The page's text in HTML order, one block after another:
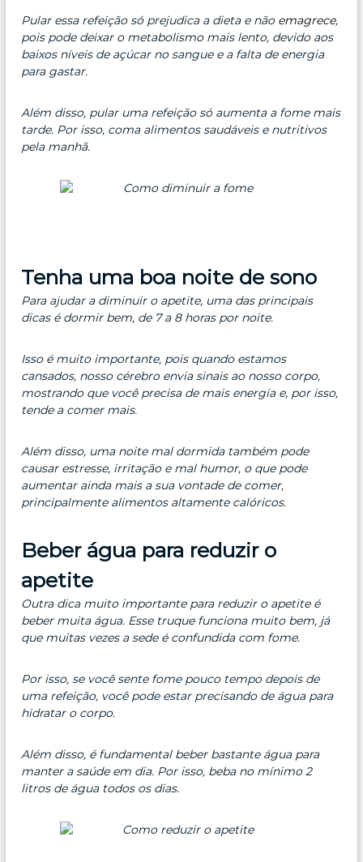
Pular essa refeição só prejudica a dieta e nãoemagrece,
pois pode deixar o metabolismo mais lento, devido aos
baixos níveis de açúcar no sangue e a falta de energia
para gastar.
Além disso, pular uma refeição só aumenta a fome mais
tarde. Por isso, coma alimentos saudáveis e nutritivos
pela manhã.
Tenha uma boa noite de sono
Para ajudar a diminuir o apetite, uma das principais
dicas é dormir bem, de 7 a 8 horas por noite.
Isso é muito importante, pois quando estamos
cansados, nosso cérebro envia sinais ao nosso corpo,
mostrando que você precisa de mais energia e, por isso,
tende a comer mais.
Além disso, uma noite mal dormida também pode
causar estresse, irritação e mal humor, o que pode
aumentar ainda mais a sua vontade de comer,
principalmente alimentos altamente calóricos.
Beber água para reduzir o
apetite
Outra dica muito importante para reduzir o apetite é
beber muita água. Esse truque funciona muito bem, já
que muitas vezes a sede é confundida com fome.
Por isso, se você sente fome pouco tempo depois de
uma refeição, você pode estar precisando de água para
hidratar o corpo.
Além disso, é fundamental beber bastante água para
manter a saúde em dia. Por isso, beba no mínimo 2
litros de água todos os dias.